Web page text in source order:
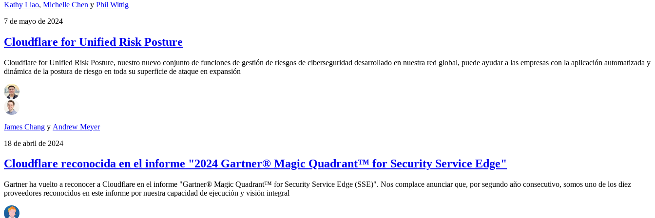
Kathy Liao, Michelle Chen y Phil Wittig
7 de mayo de 2024
Cloudflare for Unified Risk Posture
Cloudflare for Unified Risk Posture, nuestro nuevo conjunto de funciones de gestión de riesgos de ciberseguridad desarrollado en nuestra red global, puede ayudar a las empresas con la aplicación automatizada y
dinámica de la postura de riesgo en toda su superficie de ataque en expansión
James Chang y Andrew Meyer
18 de abril de 2024
Cloudflare reconocida en el informe "2024 Gartner® Magic Quadrant™ for Security Service Edge"
Gartner ha vuelto a reconocer a Cloudflare en el informe "Gartner® Magic Quadrant™ for Security Service Edge (SSE)". Nos complace anunciar que, por segundo año consecutivo, somos uno de los diez
proveedores reconocidos en este informe por nuestra capacidad de ejecución y visión integral